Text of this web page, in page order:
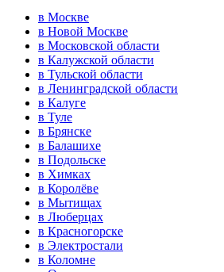
в Москве
в Новой Москве
в Московской области
в Калужской области
в Тульской области
в Ленинградской области
в Калуге
в Туле
в Брянске
в Балашихе
в Подольске
в Химках
в Королёве
в Мытищах
в Люберцах
в Красногорске
в Электростали
в Коломне